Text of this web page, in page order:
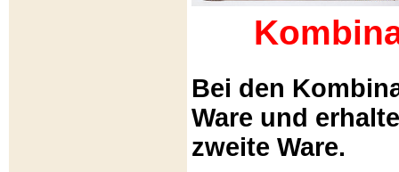
Bei den
Ware und
zweite Ware.